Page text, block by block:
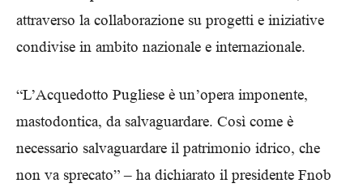
attraverso la collaborazione su progetti e iniziative
condivise in ambito nazionale e internazionale.
“L’Acquedotto Pugliese è un’opera imponente,
mastodontica, da salvaguardare. Così come è
necessario salvaguardare il patrimonio idrico, che
non va sprecato” – ha dichiarato il presidente Fnob